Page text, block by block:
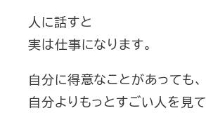
人に話すと
実は仕事になります。
自分に得意なことがあっても、
自分よりもっとすごい人を見て